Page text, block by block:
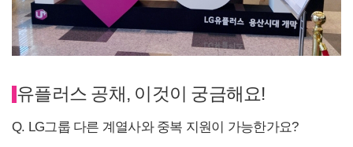
유플러스 공채, 이것이 궁금해요!
Q. LG그룹 다른 계열사와 중복 지원이 가능한가요?